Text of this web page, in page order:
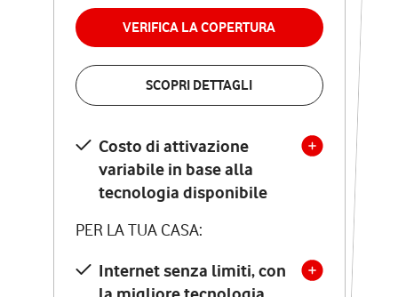
VERIFICA LA COPERTURA
SCOPRI DETTAGLI
Costo di attivazione
variabile in base alla
tecnologia disponibile
PER LA TUA CASA:
Internet senza limiti, con
permanenza
VERIFICA LA COPERTURA
Costo di attivazione
variabile in base alla
tecnologia disponibile
PER LA TUA CASA:
Internet senza limiti, con
la migliore tecnologia